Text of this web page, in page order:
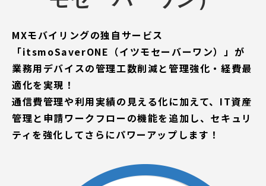
MXモバイリングの独自サービス
「itsmoSaverONE（イツモセーバーワン）」が
業務用デバイスの管理工数削減と管理強化・経費最
適化を実現！
通信費管理や利用実績の見える化に加えて、IT資産
管理と申請ワークフローの機能を追加し、セキュリ
ティを強化してさらにパワーアップします！